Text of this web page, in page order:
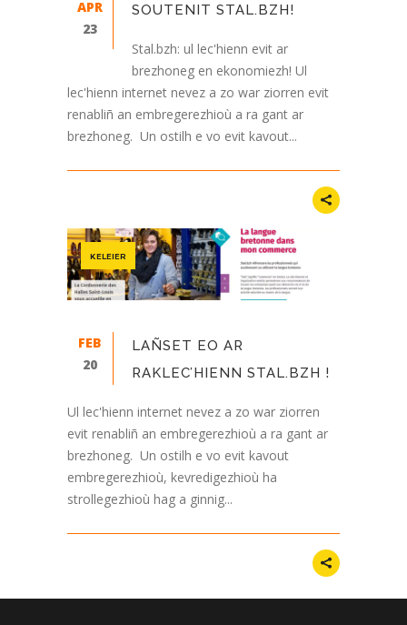
APR
23
SOUTENIT STAL.BZH!
Stal.bzh: ul lec'hienn evit ar
brezhoneg en ekonomiezh! Ul
lec'hienn internet nevez a zo war ziorren evit
renabliñ an embregerezhioù a ra gant ar
brezhoneg. Un ostilh e vo evit kavout...
KELEIER
FEB
20
LAÑSET EO AR
RAKLEC’HIENN STAL.BZH !
Ul lec'hienn internet nevez a zo war ziorren
evit renabliñ an embregerezhioù a ra gant ar
brezhoneg. Un ostilh e vo evit kavout
embregerezhioù, kevredigezhioù ha
strollegezhioù hag a ginnig...